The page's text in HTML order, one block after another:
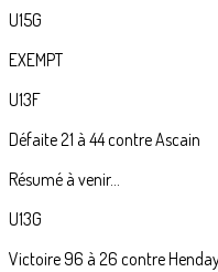
U15G
EXEMPT
U13F
Défaite 21 à 44 contre Ascain
Résumé à venir...
U13G
Victoire 96 à 26 contre